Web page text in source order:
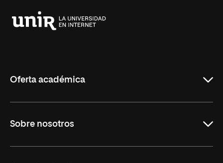
Oferta académica
Derecho
Ciencias de la Seguridad
Sobre nosotros